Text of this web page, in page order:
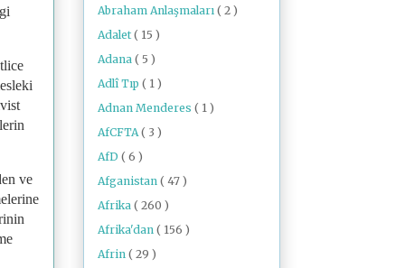
ve
Abraham Anlaşmaları ( 2 )
Adalet ( 15 )
Adana ( 5 )
Adlî Tıp ( 1 )
Adnan Menderes ( 1 )
AfCFTA ( 3 )
AfD ( 6 )
Afganistan ( 47 )
Afrika ( 260 )
Afrika'dan ( 156 )
Afrin ( 29 )